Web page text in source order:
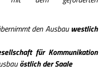
den Ausbauwestlich
für Kommunikation
östlich der Saale